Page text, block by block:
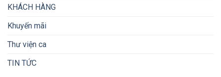
KHÁCH HÀNG
Khuyến mãi
Thư viện ca
TIN TỨC